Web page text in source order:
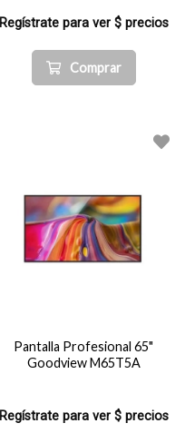
Regístrate para ver $ precios
Comprar
Pantalla Profesional 65"
Goodview M65T5A
Regístrate para ver $ precios